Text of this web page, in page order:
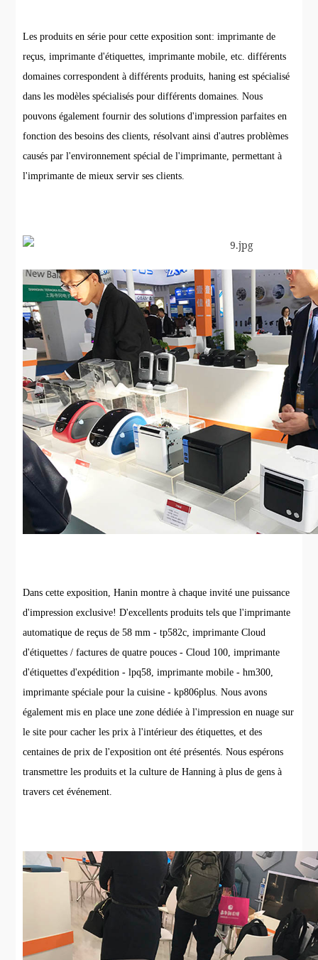
Les produits en série pour cette exposition sont: imprimante de
reçus, imprimante d'étiquettes, imprimante mobile, etc. différents
domaines correspondent à différents produits, haning est spécialisé
dans les modèles spécialisés pour différents domaines. Nous
pouvons également fournir des solutions d'impression parfaites en
fonction des besoins des clients, résolvant ainsi d'autres problèmes
causés par l'environnement spécial de l'imprimante, permettant à
l'imprimante de mieux servir ses clients.
Dans cette exposition, Hanin montre à chaque invité une puissance
d'impression exclusive! D'excellents produits tels que l'imprimante
automatique de reçus de 58 mm - tp582c, imprimante Cloud
d'étiquettes / factures de quatre pouces - Cloud 100, imprimante
d'étiquettes d'expédition - lpq58, imprimante mobile - hm300,
imprimante spéciale pour la cuisine - kp806plus. Nous avons
également mis en place une zone dédiée à l'impression en nuage sur
le site pour cacher les prix à l'intérieur des étiquettes, et des
centaines de prix de l'exposition ont été présentés. Nous espérons
transmettre les produits et la culture de Hanning à plus de gens à
travers cet événement.